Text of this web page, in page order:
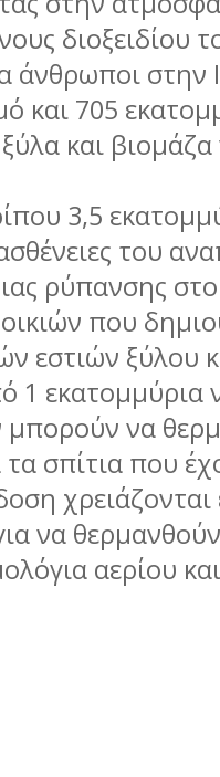
διοξειδίου
άνθρωποι στην
και 705
και βιοµάζα
3,5
του
ρύπανσης
που
εστιών ξύλου
1 εκατοµµύρια
µπορούν να
τα σπίτια που
να
αερίου